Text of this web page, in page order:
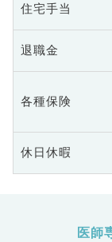
住宅手当
退職金
各種保険
休日休暇
医師